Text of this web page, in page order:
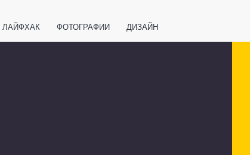
ЛАЙФХАК ФОТОГРАФИИ ДИЗАЙН